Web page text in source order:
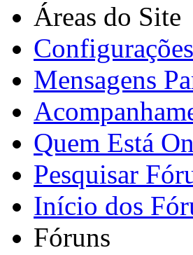
Áreas do Site
Configurações
Mensagens
Quem Está
Pesquisar
Início dos
Fóruns